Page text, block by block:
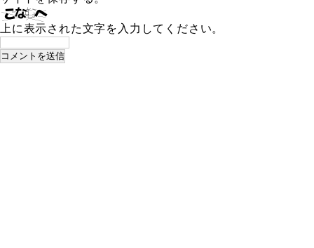
上に表示された文字を入力してください。